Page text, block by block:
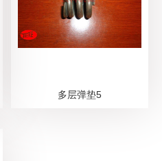
多层弹垫5